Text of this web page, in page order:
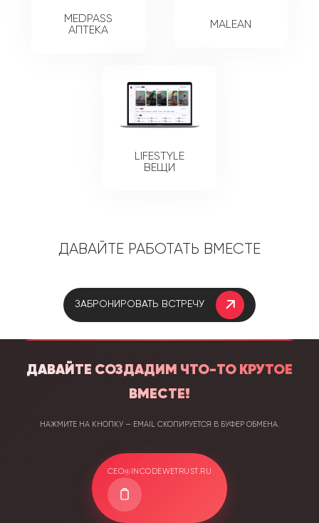
MEDPASS
АПТЕКА
MALEAN
LIFESTYLE
ВЕЩИ
Давайте работать вместе
Забронировать встречу
Давайте создадим что-то крутое
вместе!
Нажмите на кнопку — email скопируется в буфер обмена.
ceo@incodewetrust.ru